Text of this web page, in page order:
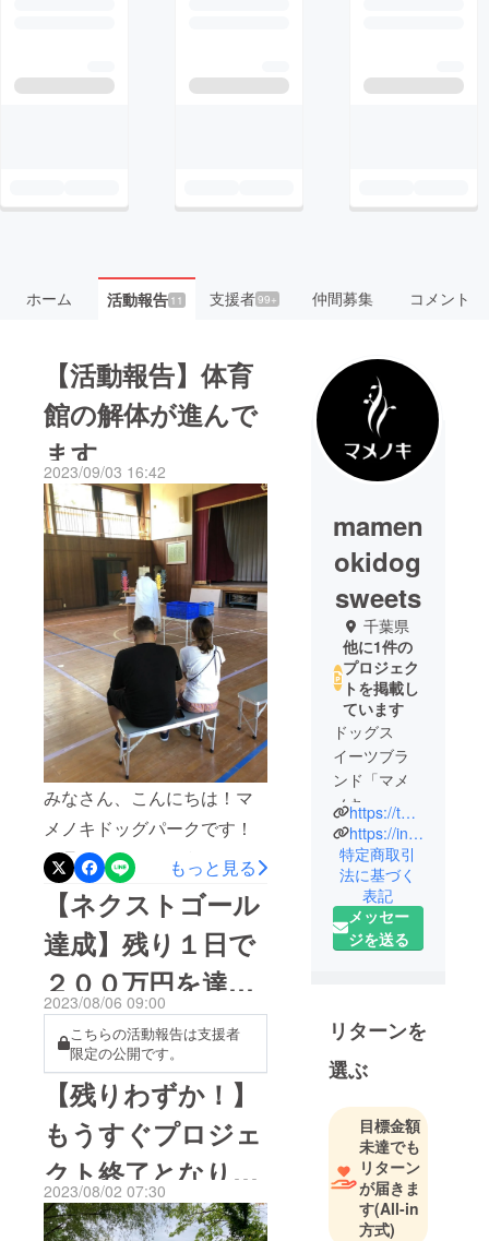
ホーム 活動報告11 支援者99+ 仲間募集 コメント
【活動報告】体育
館の解体が進んで
ます
2023/09/03 16:42
みなさん、こんにちは！マ
メノキドッグパークです！
９月になったというのに暑
い日が続きますね。無理せ
ずお過ごしくださいね。さ
て、マメノキドッグパーク
では少しずつですが開業準
備を進めております。今回
のクラウドファンディング
でも一番の問題となってい
た「体育館の解体」です。
耐震問題があり、そのまま
使用することが難しいこの
体育館。環南小学校の卒業
生のみなさんをはじめ、地
もっと見る
【ネクストゴール
達成】残り１日で
２００万円を達成
できました！
2023/08/06 09:00
こちらの活動報告は支援者
限定の公開です。
【残りわずか！】
もうすぐプロジェ
クト終了となりま
す
2023/08/02 07:30
mamen
okidog
sweets
千葉県
他に1件の
プロジェク
トを掲載し
ています
ドッグス
イーツブラ
ンド「マメ
ノキ」
2023年に
せんねんの
木の新ブラ
ンドとして
ワンちゃん
ツを中心に
『いつまで
も一緒に』
テーマに立
ち上がりま
した。
バウムクー
ヘンを中心
に地元野菜
https://twitter.com/mamenokipark?t=-YOg_uw5bvnOK2oCbHia1g&s=09
https://instagram.com/mamenoki.park?igshid=MzRlODBiNWFlZA==
特定商取引
法に基づく
表記
メッセー
ジを送る
リターンを
選ぶ
目標金額
未達でも
リターン
が届きま
す(All-in
方式)